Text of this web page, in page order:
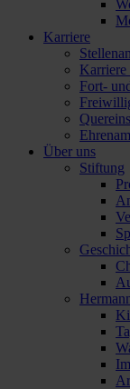
Karriere
Karriere
Fort-
Über uns
Stiftung